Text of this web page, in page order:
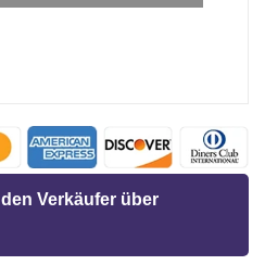
Verkäufer über